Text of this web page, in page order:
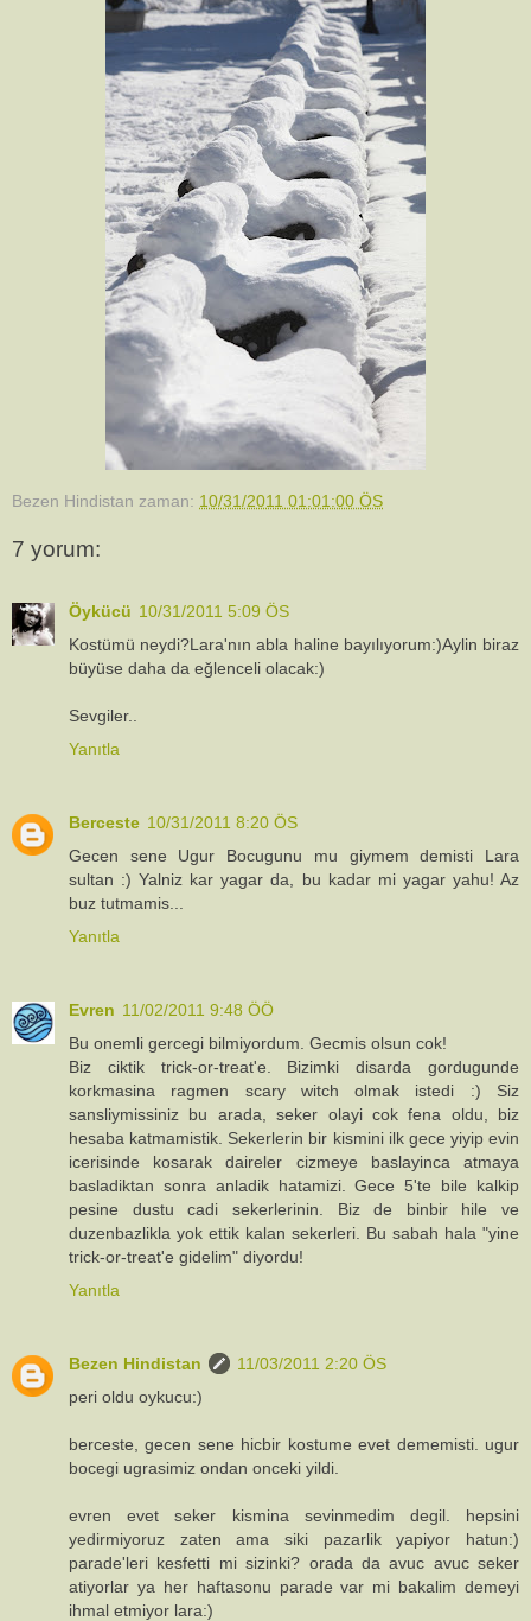
Bezen Hindistan zaman: 10/31/2011 01:01:00 ÖS
7 yorum:
Öykücü 10/31/2011 5:09 ÖS
Kostümü neydi?Lara'nın abla haline bayılıyorum:)Aylin biraz
büyüse daha da eğlenceli olacak:)
Sevgiler..
Yanıtla
Berceste 10/31/2011 8:20 ÖS
Gecen sene Ugur Bocugunu mu giymem demisti Lara
sultan :) Yalniz kar yagar da, bu kadar mi yagar yahu! Az
buz tutmamis...
Yanıtla
Evren 11/02/2011 9:48 ÖÖ
Bu onemli gercegi bilmiyordum. Gecmis olsun cok!
Biz ciktik trick-or-treat'e. Bizimki disarda gordugunde
korkmasina ragmen scary witch olmak istedi :) Siz
sansliymissiniz bu arada, seker olayi cok fena oldu, biz
hesaba katmamistik. Sekerlerin bir kismini ilk gece yiyip evin
icerisinde kosarak daireler cizmeye baslayinca atmaya
basladiktan sonra anladik hatamizi. Gece 5'te bile kalkip
pesine dustu cadi sekerlerinin. Biz de binbir hile ve
duzenbazlikla yok ettik kalan sekerleri. Bu sabah hala "yine
trick-or-treat'e gidelim" diyordu!
Yanıtla
Bezen Hindistan
11/03/2011 2:20 ÖS
peri oldu oykucu:)
berceste, gecen sene hicbir kostume evet dememisti. ugur
bocegi ugrasimiz ondan onceki yildi.
evren evet seker kismina sevinmedim degil. hepsini
yedirmiyoruz zaten ama siki pazarlik yapiyor hatun:)
parade'leri kesfetti mi sizinki? orada da avuc avuc seker
atiyorlar ya her haftasonu parade var mi bakalim demeyi
ihmal etmiyor lara:)